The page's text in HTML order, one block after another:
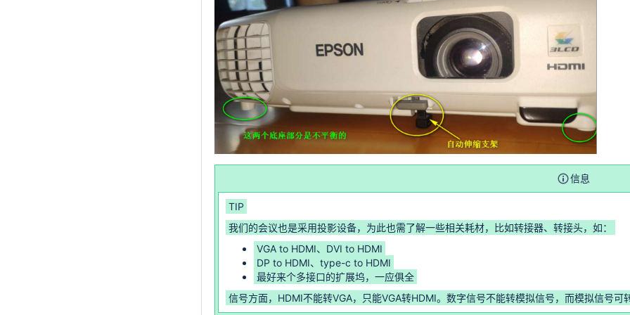
信息
TIP
我们的会议也是采用投影设备，为此也需了解一些相关耗材，比如转接器、转接头，如：
VGA to HDMI、DVI to HDMI
DP to HDMI、type-c to HDMI
最好来个多接口的扩展坞，一应俱全
信号方面，HDMI不能转VGA，只能VGA转HDMI。数字信号不能转模拟信号，而模拟信号可